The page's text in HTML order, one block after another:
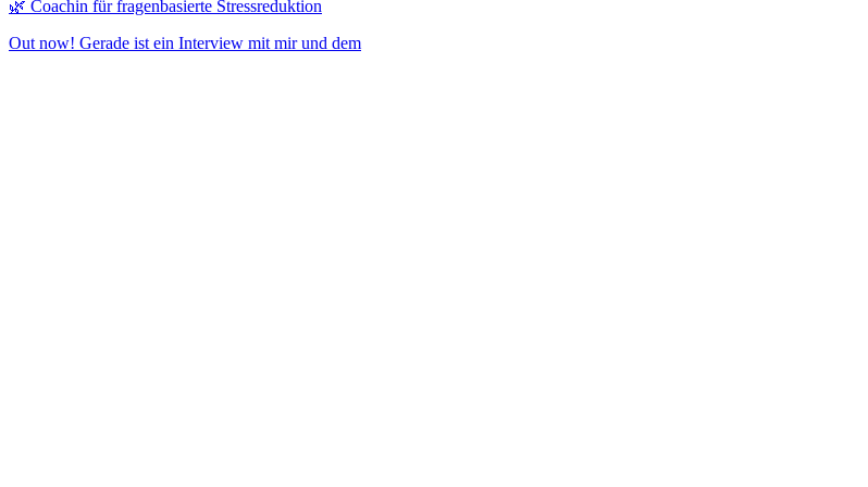
🌿 Coachin für fragenbasierte Stressreduktion
Out now! Gerade ist ein Interview mit mir und dem